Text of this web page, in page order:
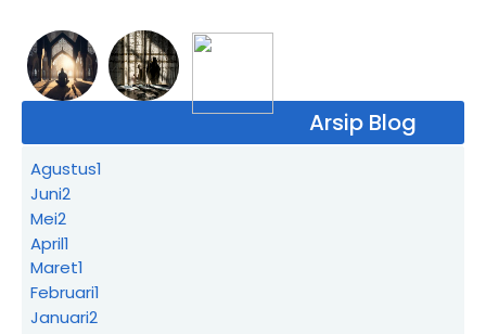
Arsip Blog
Agustus1
Juni2
Mei2
April1
Maret1
Februari1
Januari2